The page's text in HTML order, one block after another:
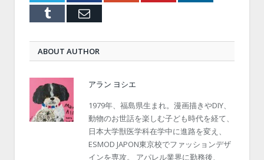
Tumblr Email
ABOUT AUTHOR
アラン ヨシエ
1979年、福島県生まれ。漫画描きやDIY、
動物のお世話を楽しむ子ども時代を経て、
日本大学獣医学科在学中に進路を変え、
ESMOD JAPON東京校でファッションデザ
インを専攻。 アパレル業界に勤務後、